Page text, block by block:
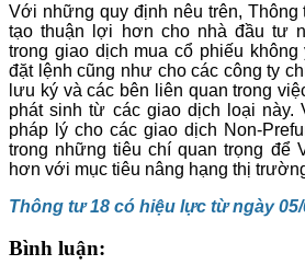
Với những quy định nêu trên, Thông
tạo thuận lợi hơn cho nhà đầu tư
trong giao dịch mua cổ phiếu
đặt lệnh cũng như cho các công ty
lưu ký và các bên liên quan trong
phát sinh từ các giao dịch loại này.
pháp lý cho các giao dịch Non-
trong những tiêu chí quan trọng để
hơn với mục tiêu nâng hạng thị
Thông tư 18 có hiệu lực từ ngày 05/
Bình luận: